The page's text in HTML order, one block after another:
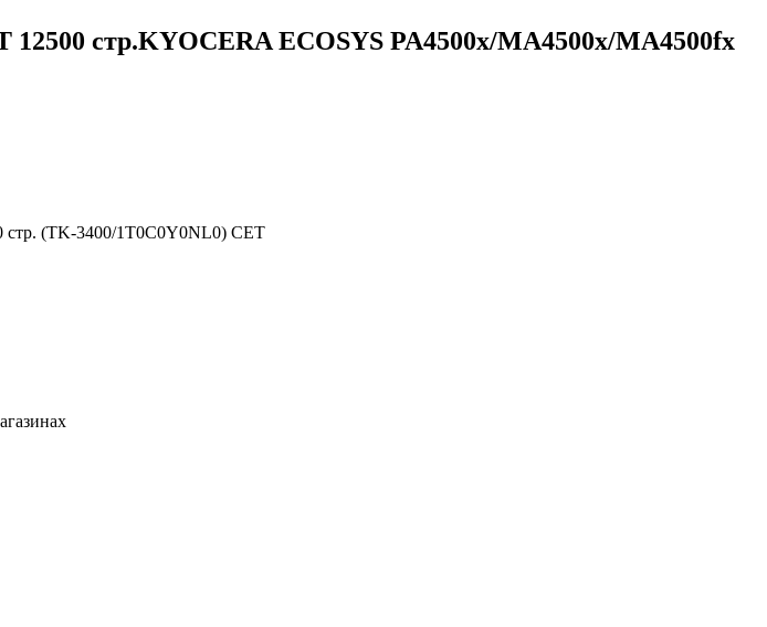
стр.KYOCERA ECOSYS PA4500x/MA4500x/MA4500fx
стр. (TK-3400/1T0C0Y0NL0) CET